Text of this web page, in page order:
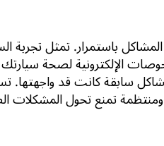
باستمرار. تمثل
الإلكترونية لصحة
سابقة كانت قد واجهتها.
تمنع تحول المشكلات